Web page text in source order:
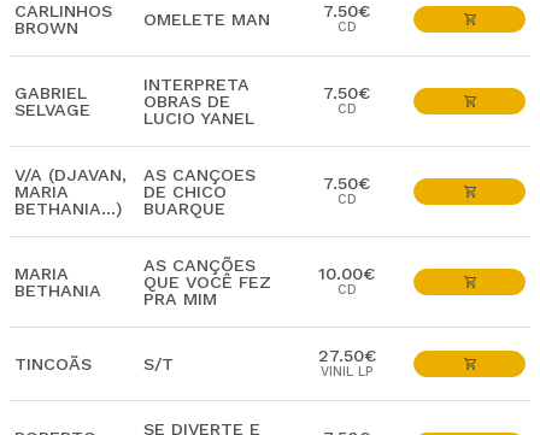
CARLINHOS
BROWN
OMELETE MAN 7.50€
CD
GABRIEL
SELVAGE
INTERPRETA
OBRAS DE
LUCIO YANEL
7.50€
CD
V/A (DJAVAN,
MARIA
BETHANIA...)
AS CANÇOES
DE CHICO
BUARQUE
7.50€
CD
MARIA
BETHANIA
AS CANÇÕES
QUE VOCÊ FEZ
PRA MIM
10.00€
CD
TINCOÃS S/T 27.50€
VINIL LP
SE DIVERTE E